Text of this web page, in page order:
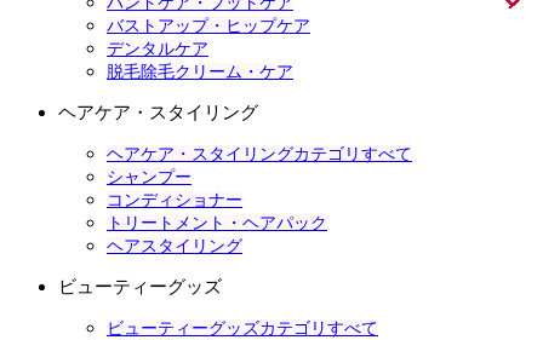
バストアップ・ヒップケア
デンタルケア
脱毛除毛クリーム・ケア
ヘアケア・スタイリング
ヘアケア・スタイリングカテゴリすべて
シャンプー
コンディショナー
トリートメント・ヘアパック
ヘアスタイリング
ビューティーグッズ
ビューティーグッズカテゴリすべて